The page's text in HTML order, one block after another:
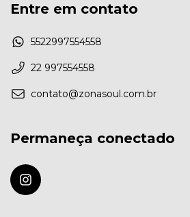
Entre em contato
5522997554558
22 997554558
contato@zonasoul.com.br
Permaneça conectado